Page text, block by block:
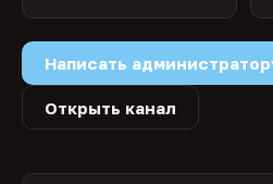
Написать
Открыть канал